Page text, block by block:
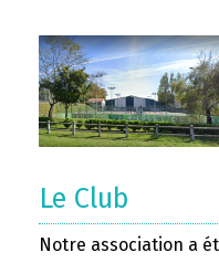
Le Club
Notre association a